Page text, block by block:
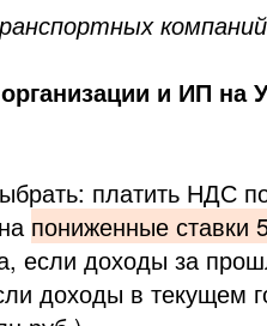
компаний
и ИП
платить НДС
пониженные ставки
если доходы за
доходы в текущем